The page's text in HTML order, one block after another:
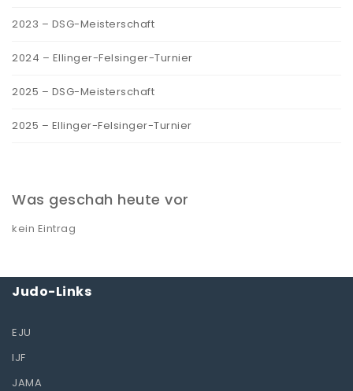
2023 – DSG-Meisterschaft
2024 – Ellinger-Felsinger-Turnier
2025 – DSG-Meisterschaft
2025 – Ellinger-Felsinger-Turnier
Was geschah heute vor
kein Eintrag
Judo-Links
EJU
IJF
JAMA